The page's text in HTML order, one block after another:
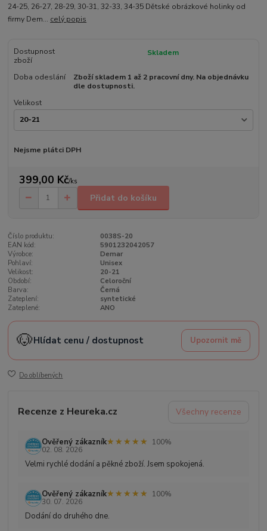
24-25, 26-27, 28-29, 30-31, 32-33, 34-35 Dětské obrázkové holinky od
firmy Dem... celý popis
Dostupnost
zboží
Skladem
Doba odeslání
Zboží skladem 1 až 2 pracovní dny. Na objednávku
dle dostupnosti.
Velikost
Nejsme plátci DPH
399,00 Kč/ks
Přidat do košíku
Číslo produktu:
0038S-20
EAN kód:
5901232042057
Výrobce:
Demar
Pohlaví:
Unisex
Velikost:
20-21
Období:
Celoroční
Barva:
Černá
Zateplení:
syntetické
Zateplené:
ANO
🐶Hlídat cenu / dostupnost Upozornit mě
Do oblíbených
Recenze z Heureka.cz Všechny recenze
Ověřený zákazník★★★★★
★★★★★
100%
02. 08. 2026
Velmi rychlé dodání a pěkné zboží. Jsem spokojená.
Ověřený zákazník★★★★★
★★★★★
100%
30. 07. 2026
Dodání do druhého dne.